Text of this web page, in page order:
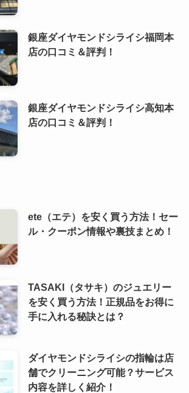
銀座ダイヤモンドシライシ福岡本
店の口コミ＆評判！
銀座ダイヤモンドシライシ高知本
店の口コミ＆評判！
ete（エテ）を安く買う方法！セー
ル・クーポン情報や裏技まとめ！
TASAKI（タサキ）のジュエリー
を安く買う方法！正規品をお得に
手に入れる秘訣とは？
ダイヤモンドシライシの指輪は店
舗でクリーニング可能？サービス
内容を詳しく紹介！